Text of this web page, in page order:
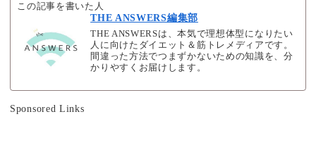
この記事を書いた人
THE ANSWERS編集部
THE ANSWERSは、本気で理想体型になりたい
人に向けたダイエット＆筋トレメディアです。
間違った方法でつまずかないための知識を、分
かりやすくお届けします。
Sponsored Links